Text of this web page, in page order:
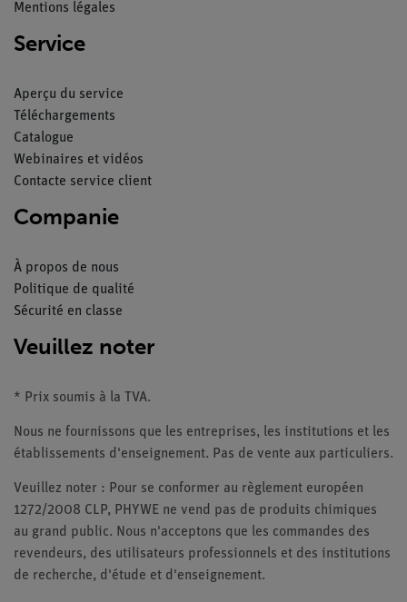
Mentions légales
Service
Aperçu du service
Téléchargements
Catalogue
Webinaires et vidéos
Contacte service client
Companie
À propos de nous
Politique de qualité
Sécurité en classe
Veuillez noter
* Prix soumis à la TVA.
Nous ne fournissons que les entreprises, les institutions et les
établissements d'enseignement. Pas de vente aux particuliers.
Veuillez noter : Pour se conformer au règlement européen
1272/2008 CLP, PHYWE ne vend pas de produits chimiques
au grand public. Nous n'acceptons que les commandes des
revendeurs, des utilisateurs professionnels et des institutions
de recherche, d'étude et d'enseignement.